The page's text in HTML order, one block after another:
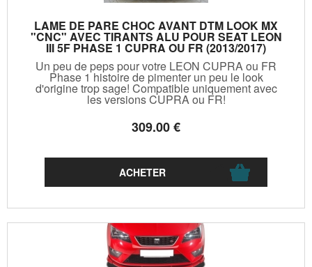
LAME DE PARE CHOC AVANT DTM LOOK MX
"CNC" AVEC TIRANTS ALU POUR SEAT LEON
III 5F PHASE 1 CUPRA OU FR (2013/2017)
Un peu de peps pour votre LEON CUPRA ou FR
Phase 1 histoire de pimenter un peu le look
d'origine trop sage! Compatible uniquement avec
les versions CUPRA ou FR!
309.00€